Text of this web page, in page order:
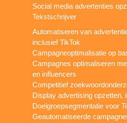
Social media advertenties
Tekstschrijver
Automatiseren van
inclusief TikTok
Campagneoptimalisatie op
Campagnes optimaliseren
en influencers
Competitief
Display advertising opzetten,
Doelgroepsegmentatie voor
Geautomatiseerde